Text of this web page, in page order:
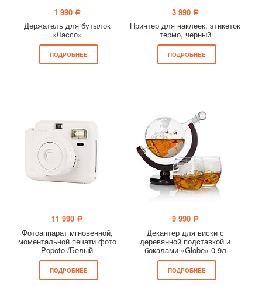
1 990 a
Держатель для бутылок
«Лассо»
ПОДРОБНЕЕ
3 990 a
Принтер для наклеек, этикеток
термо, черный
ПОДРОБНЕЕ
11 990 a
Фотоаппарат мгновенной,
моментальной печати фото
Popoto /Белый
ПОДРОБНЕЕ
9 990 a
Декантер для виски с
деревянной подставкой и
бокалами «Globe» 0.9л
ПОДРОБНЕЕ